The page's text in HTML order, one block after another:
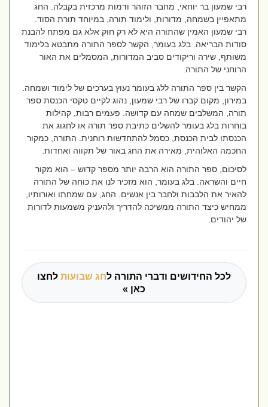
רבי שמעון בר יוחאי, מחבר הזוהר ודמות מרכזית בקבלה. החג
מתאפיין בשמחה, מדורות, ולימוד תורה, במיוחד תורת הסוד.
רבי שמעון האמין שהתורה היא לא רק חוק אלא גם מפתח להבנת
סודות הבריאה. בלג בעומר, הקשר לספר התורה מתבטא בלימוד
משותף, שירה וריקודים סביב המדורות, המסמלים את האור
הרוחני של התורה.
הקשר בין ספר התורה ללג בעומר נעוץ בערכים של לימוד ושמחה.
במירון, מקום קברו של רבי שמעון, נהוג לקיים טקסי הכנסת ספר
תורה, המשלבים שמחה עם קדושה. פעמים רבות, קהילות
בוחרות בלג בעומר להשלים כתיבת ספר תורה או לחגוג את
הכנסתו לבית הכנסת, כסמל להתחדשות רוחנית. התורה, כמקור
החכמה האלוהית, מאירה את החג באור של תקווה ואחדות.
לסיכום, ספר התורה הוא הרבה יותר מספר קדוש – הוא מקור
חיים והשראה. בלג בעומר, הוא מזכיר לנו את כוחה של התורה
להאיר את הלבבות ולחבר בין אנשים. החג, עם שמחתו ואורותיו,
ממחיש כיצד התורה ממשיכה להדריך ולהעניק משמעות לדורות
של יהודים.
לכל החידושים ודברי התורה לחג שבועותלחצו
כאן »